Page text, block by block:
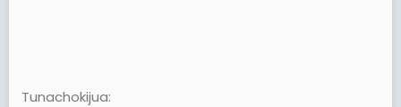
Tunachokijua